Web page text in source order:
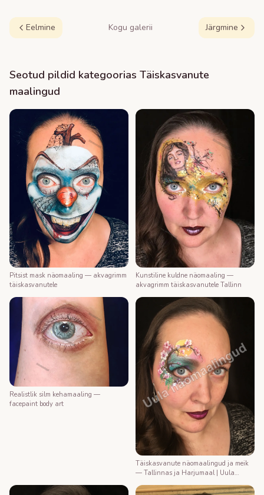
Eelmine Kogu galerii Järgmine
Seotud pildid kategoorias Täiskasvanute
maalingud
Pitsist mask näomaaling — akvagrimm
täiskasvanutele
Kunstiline kuldne näomaaling —
akvagrimm täiskasvanutele Tallinn
Realistlik silm kehamaaling —
facepaint body art
Täiskasvanute näomaalingud ja meik
— Tallinnas ja Harjumaal | Uula